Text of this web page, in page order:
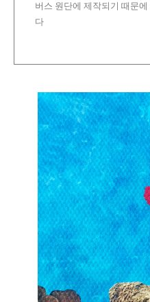
버스 원단에 제작되기 때문에
다